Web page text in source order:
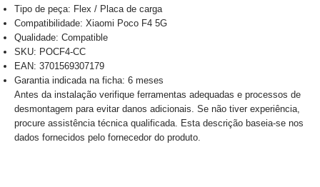
Tipo de peça: Flex / Placa de carga
Compatibilidade: Xiaomi Poco F4 5G
Qualidade: Compatible
SKU: POCF4-CC
EAN: 3701569307179
Garantia indicada na ficha: 6 meses
Antes da instalação verifique ferramentas adequadas e processos de
desmontagem para evitar danos adicionais. Se não tiver experiência,
procure assistência técnica qualificada. Esta descrição baseia-se nos
dados fornecidos pelo fornecedor do produto.